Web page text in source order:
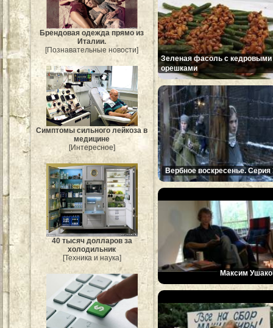
Брендовая одежда прямо из
Италии.
[Познавательные новости]
Симптомы сильного лейкоза в
медицине
[Интересное]
40 тысяч долларов за
холодильник
[Техника и наука]
Зеленая фасоль с кедровыми
орешками
Вербное воскресенье. Серия
Максим